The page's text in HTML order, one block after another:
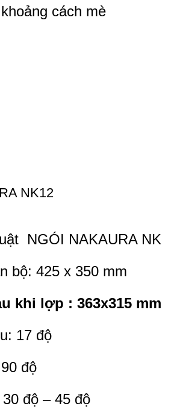
cách mè
NK12
NGÓI NAKAURA NK
bộ: 425 x 350 mm
khi lợp : 363x315 mm
17 độ
độ
độ – 45 độ